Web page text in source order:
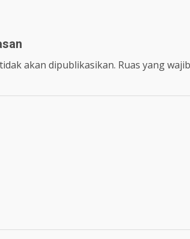
akan dipublikasikan. Ruas yang